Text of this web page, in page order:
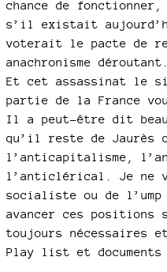
chance de
s’il existait
voterait le pacte de
anachronisme déroutant.
Et cet assassinat le
partie de la France
Il a peut-être dit
qu’il reste de Jaurès
l’anticapitalisme,
l’anticlérical. Je ne
socialiste ou de
avancer ces positions
toujours nécessaires
Play list et